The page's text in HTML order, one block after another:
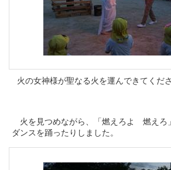
火の女神様が聖なる火を運んできてくだ
火を見つめながら、「燃えろよ 燃えろ
ダンスを踊ったりしました。